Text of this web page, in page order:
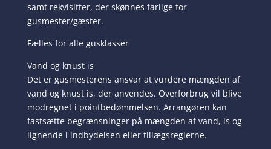
samt rekvisitter, der skønnes farlige for
gusmester/gæster.
Fælles for alle gusklasser
Vand og knust is
Det er gusmesterens ansvar at vurdere mængden af
vand og knust is, der anvendes. Overforbrug vil blive
modregnet i pointbedømmelsen. Arrangøren kan
fastsætte begrænsninger på mængden af vand, is og
lignende i indbydelsen eller tillægsreglerne.